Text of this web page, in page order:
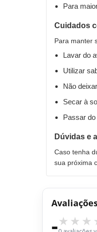
Para
Cuidados
Para manter
Lavar do
Utilizar
Não
Secar à
Passar
Dúvidas e
Caso tenha
sua próxima
-